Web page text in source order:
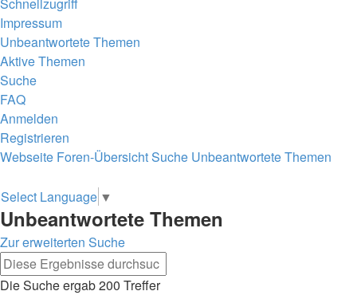
Impressum
Unbeantwortete Themen
Aktive Themen
Suche
FAQ
Anmelden
Registrieren
Webseite Foren-ÜbersichtSuche Unbeantwortete Themen
Suche
Select Language ▼
Unbeantwortete Themen
Zur erweiterten Suche
Die Suche ergab 200 Treffer